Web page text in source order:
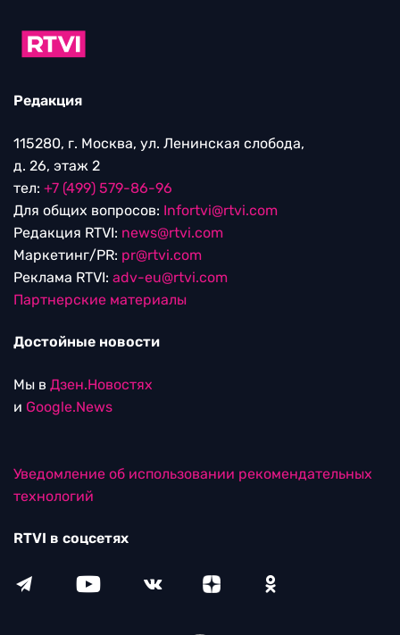
Редакция
115280, г. Москва, ул. Ленинская слобода,
д. 26, этаж 2
тел: +7 (499) 579-86-96
Для общих вопросов: Infortvi@rtvi.com
Редакция RTVI: news@rtvi.com
Маркетинг/PR: pr@rtvi.com
Реклама RTVI: adv-eu@rtvi.com
Партнерские материалы
Достойные новости
Мы в Дзен.Новостях
и Google.News
Уведомление об использовании рекомендательных
технологий
RTVI в соцсетях